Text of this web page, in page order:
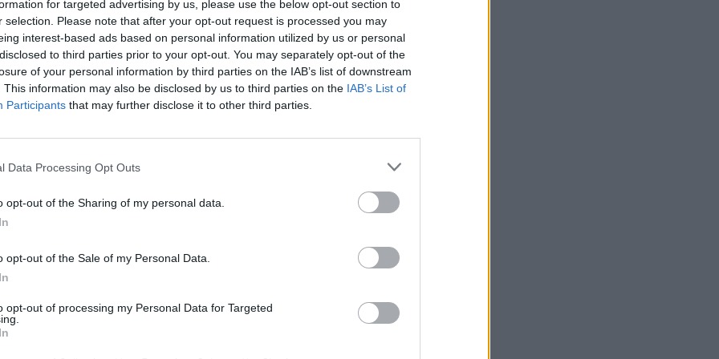
for targeted advertising by us, please use the below opt-out section to
selection. Please note that after your opt-out request is processed you may
interest-based ads based on personal information utilized by us or personal
to third parties prior to your opt-out. You may separately opt-out of the
of your personal information by third parties on the IAB’s list of downstream
This information may also be disclosed by us to third parties on the IAB’s List of
Participants that may further disclose it to other third parties.
Data Processing Opt Outs
opt-out of the Sharing of my personal data.
opt-out of the Sale of my Personal Data.
opt-out of processing my Personal Data for Targeted
hanem a közösségek életminőségét
hogy minden rendelkezésre álló
kárára próbálnak profitot
Vízszintje: Bénul a